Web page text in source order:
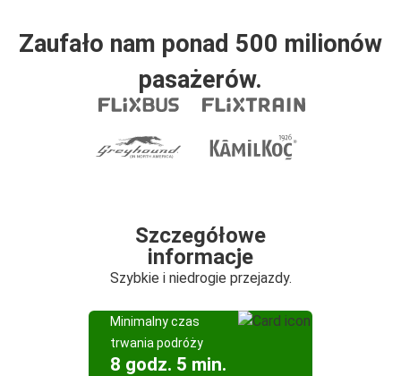
Zaufało nam ponad 500 milionów
pasażerów.
Szczegółowe
informacje
Szybkie i niedrogie przejazdy.
Minimalny czas
trwania podróży
8 godz. 5 min.